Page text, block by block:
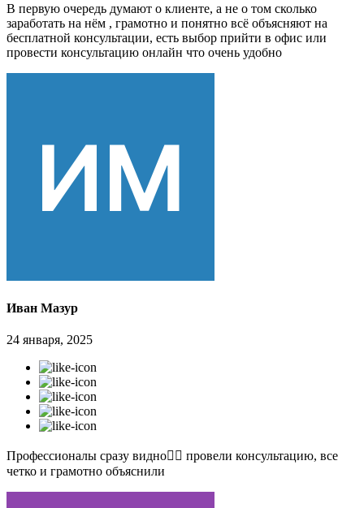
В первую очередь думают о клиенте, а не о том сколько
заработать на нём , грамотно и понятно всё объясняют на
бесплатной консультации, есть выбор прийти в офис или
провести консультацию онлайн что очень удобно
Иван Мазур
24 января, 2025
Профессионалы сразу видно👍🏻 провели консультацию, все
четко и грамотно объяснили